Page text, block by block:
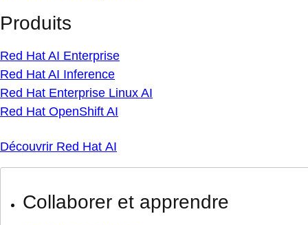
Produits
Red Hat AI Enterprise
Red Hat AI Inference
Red Hat Enterprise Linux AI
Red Hat OpenShift AI
Découvrir Red Hat AI
Collaborer et apprendre